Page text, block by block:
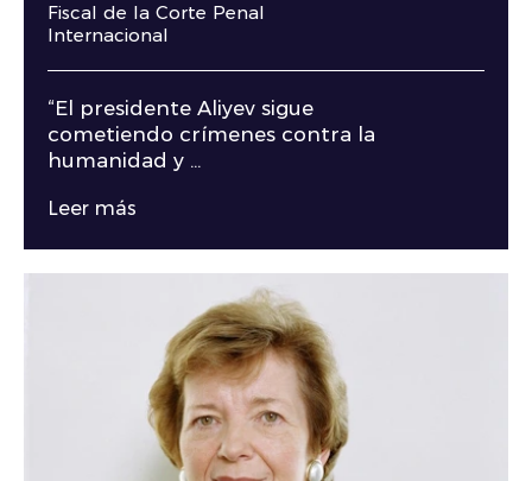
Fiscal de la Corte Penal
Internacional
“El presidente Aliyev sigue
cometiendo crímenes contra la
humanidad y ...
Leer más